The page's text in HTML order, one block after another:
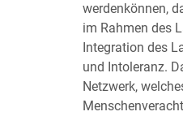
werdenkönnen,
im Rahmen des
Integration des
und Intoleranz.
Netzwerk,